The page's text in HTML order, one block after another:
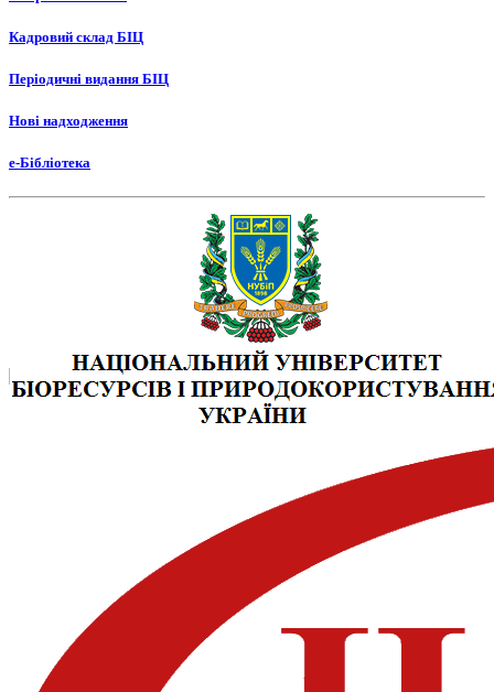
Кадровий склад БІЦ
Періодичні видання БІЦ
Нові надходження
е-Бібліотека